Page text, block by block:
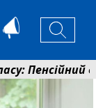
Пенсійний
на